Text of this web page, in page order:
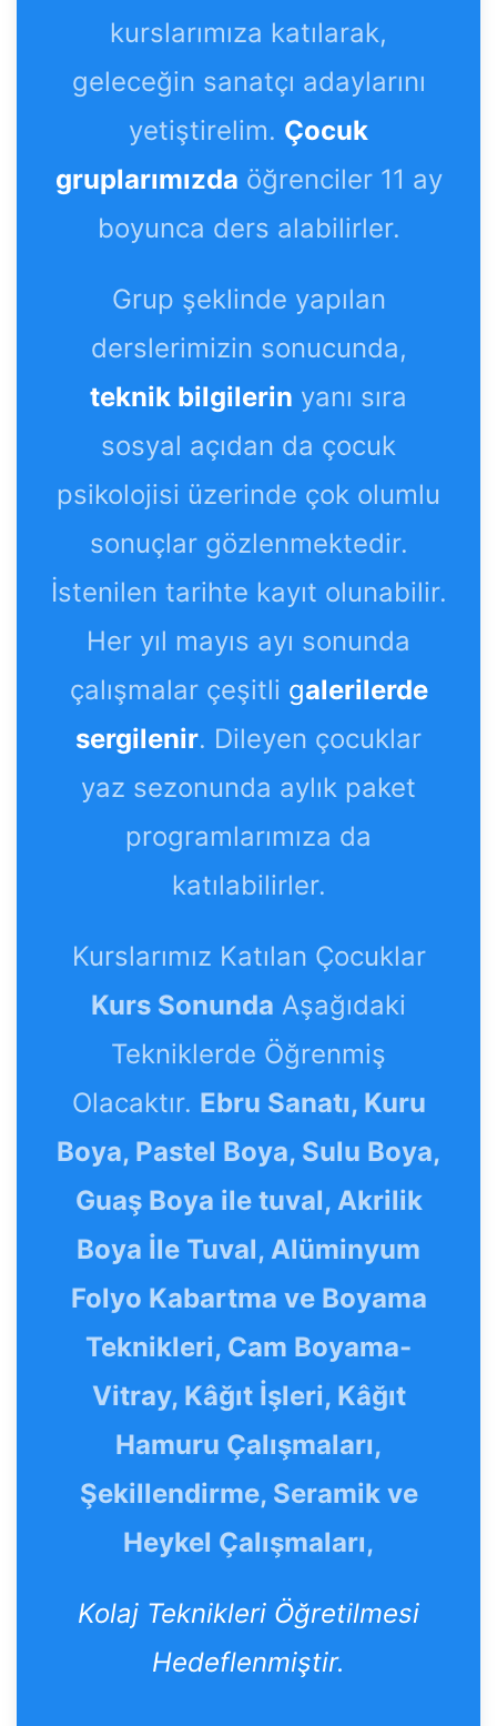
kurslarımıza katılarak,
geleceğin sanatçı adaylarını
yetiştirelim. Çocuk
gruplarımızda öğrenciler 11 ay
boyunca ders alabilirler.
Grup şeklinde yapılan
derslerimizin sonucunda,
teknik bilgilerin yanı sıra
sosyal açıdan da çocuk
psikolojisi üzerinde çok olumlu
sonuçlar gözlenmektedir.
İstenilen tarihte kayıt olunabilir.
Her yıl mayıs ayı sonunda
çalışmalar çeşitli galerilerde
sergilenir. Dileyen çocuklar
yaz sezonunda aylık paket
programlarımıza da
katılabilirler.
Kurslarımız Katılan Çocuklar
Kurs Sonunda Aşağıdaki
Tekniklerde Öğrenmiş
Olacaktır. Ebru Sanatı, Kuru
Boya, Pastel Boya, Sulu Boya,
Guaş Boya ile tuval, Akrilik
Boya İle Tuval, Alüminyum
Folyo Kabartma ve Boyama
Teknikleri, Cam Boyama-
Vitray, Kâğıt İşleri, Kâğıt
Hamuru Çalışmaları,
Şekillendirme, Seramik ve
Heykel Çalışmaları,
Kolaj Teknikleri Öğretilmesi
Hedeflenmiştir.